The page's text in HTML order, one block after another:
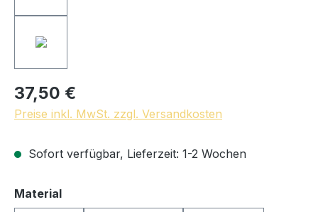
37,50 €
Preise inkl. MwSt. zzgl. Versandkosten
Sofort verfügbar, Lieferzeit: 1-2 Wochen
Materialauswählen